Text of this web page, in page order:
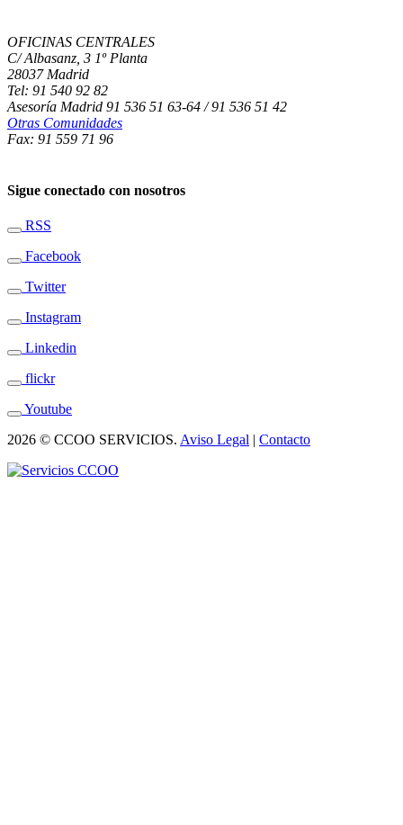
OFICINAS CENTRALES
C/ Albasanz, 3 1º Planta
28037 Madrid
Tel: 91 540 92 82
Asesoría Madrid 91 536 51 63-64 / 91 536 51 42
Otras Comunidades
Fax: 91 559 71 96
Sigue conectado con nosotros
RSS
Facebook
Twitter
Instagram
Linkedin
flickr
Youtube
2026 © CCOO SERVICIOS. Aviso Legal | Contacto